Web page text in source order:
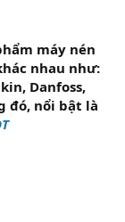
máy nén
nhau như:
Danfoss,
đó, nổi bật là